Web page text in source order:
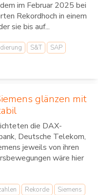
im Februar 2025 bei
Rekordhoch in einem
sie bis auf...
S&T
SAP
glänzen mit
die DAX-
Deutsche Telekom,
jeweils von ihren
wäre hier
Rekorde Siemens